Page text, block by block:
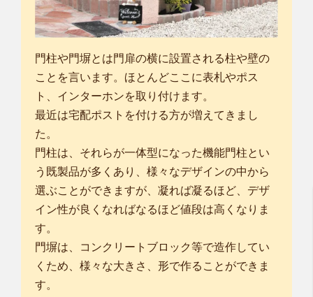
門柱や門塀とは門扉の横に設置される柱や壁の
ことを言います。ほとんどここに表札やポス
ト、インターホンを取り付けます。
最近は宅配ポストを付ける方が増えてきまし
た。
門柱は、それらが一体型になった機能門柱とい
う既製品が多くあり、様々なデザインの中から
選ぶことができますが、凝れば凝るほど、デザ
イン性が良くなればなるほど値段は高くなりま
す。
門塀は、コンクリートブロック等で造作してい
くため、様々な大きさ、形で作ることができま
す。